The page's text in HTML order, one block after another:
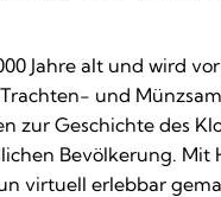
Jahre alt und wird
und
zur Geschichte des
Bevölkerung. Mit
virtuell erlebbar